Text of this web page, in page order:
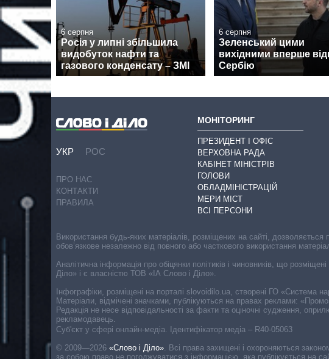
6 серпня
Росія у липні збільшила
видобуток нафти та
газового конденсату – ЗМІ
6 серпня
Зеленський цими
вихідними вперше
Сербію
УКР РОС
ПРО НАС
КОНТАКТИ
ПРАВИЛА
МОНІТОРИНГ
ПРЕЗИДЕНТ І ОФІС
ВЕРХОВНА РАДА
КАБІНЕТ МІНІСТРІВ
ГОЛОВИ
ОБЛАДМІНІСТРАЦІЙ
МЕРИ МІСТ
ВСІ ПЕРСОНИ
Cуб'єкт у сфері онлайн-медіа. Ідентифікатор медіа – R40-05063
© 2009—2026 «Слово і Діло» Всі права захищені і охороняються
за собою право не погоджуватися з інформацією, яка публікується на
Використання будь-яких матеріалів, розміщених на сайті,
обов’язкове незалежно від повного або часткового використання
Аналітична інформація про обіцянки політиків і чиновників, що
Діло» і є власністю ТОВ «ІА Слово і Діло».
Інфографіки, розміщені на порталі slovoidilo.ua, створені ГО «Система
Матеріали, відмічені значками, публікуються на правах реклами:
Редакція не несе відповідальності за факти та оціночні судження,
рекламодавець.